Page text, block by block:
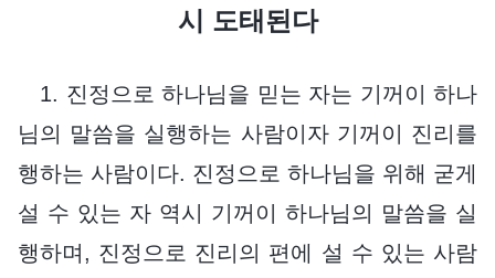
시 도태된다
1. 진정으로 하나님을 믿는 자는 기꺼이 하나
님의 말씀을 실행하는 사람이자 기꺼이 진리를
행하는 사람이다. 진정으로 하나님을 위해 굳게
설 수 있는 자 역시 기꺼이 하나님의 말씀을 실
행하며, 진정으로 진리의 편에 설 수 있는 사람